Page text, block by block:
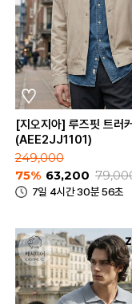
[지오지아] 루즈핏 트러
(AEE2JJ1101)
249,000
75% 63,200
7일 4시간 30분 56초